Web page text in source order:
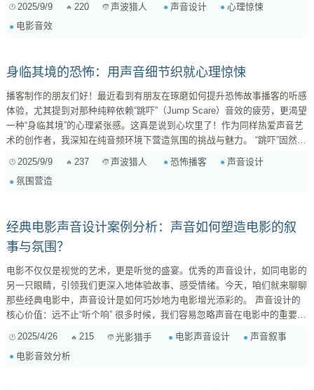
见为实”，但耳朵感知到的“未见”才最让人不安。人类天生对未知充满恐惧，
而声音正是通往未知世界的钥匙。 “隐形恐惧”的心理学基础 为什么日常细
2025/9/9 220 声波猎人 声音设计
心理惊悚
电影音效
身临其境的恐怖：用声音细节织就心理惊悚
播客制作的朋友们好！最近看到有朋友在琢磨如何提升恐怖故事播客的听感
体验，尤其提到对那种纯粹依赖“跳吓”（Jump Scare）音效的疲劳，更渴望
一种“身临其境”的心理紧张感。这真是说到心坎里了！作为同样热爱声音艺
术的创作者，我深知在纯音频环境下营造氛围的挑战与魅力。 “跳吓”固然直
移默化的心理暗示，让听众在不自觉中毛骨悚然。这不光考验故事本身，更
对声音设计提出了高要求。今天我们就来聊聊，如何通过一些看似平淡的元
2025/9/9 237 声波猎人 恐怖播客
声音设计
氛围营造
经典电影声音设计案例分析：声音如何塑造电影的叙
事与氛围？
电影不仅仅是视觉的艺术，更是听觉的盛宴。优秀的声音设计，如同电影的
另一只眼睛，引领我们更深入地体验故事、感受情绪。今天，咱们就来聊聊
那些经典电影中，声音设计是如何巧妙地为电影增光添彩的。 声音设计的
核心价值：远不止“听个响” 很多时候，我们容易忽略声音在电影中的重要
性，认为它只是为了配合画面，制造一些声响而已。但实际上，声音设计远
比我们想象的要复杂和重要得多。它不仅仅是“听个响”，而是能够： 增强叙
事： 声音可以补充画面信息，甚至暗示剧情发展，让观众对故事有更全面
2025/4/26 215 光影猎手 电影声音设计
声音叙事
电影音效分析